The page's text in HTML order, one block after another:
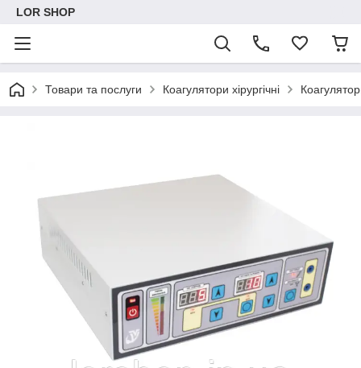
LOR SHOP
Товари та послуги Коагулятори хірургічні